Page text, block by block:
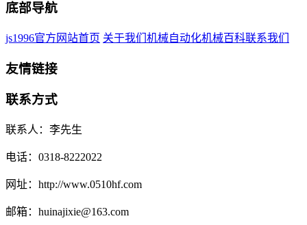
底部导航
js1996官方网站首页 关于我们 机械自动化机械百科联系我们
友情链接
联系方式
联系人：李先生
电话：0318-8222022
网址：http://www.0510hf.com
邮箱：huinajixie@163.com